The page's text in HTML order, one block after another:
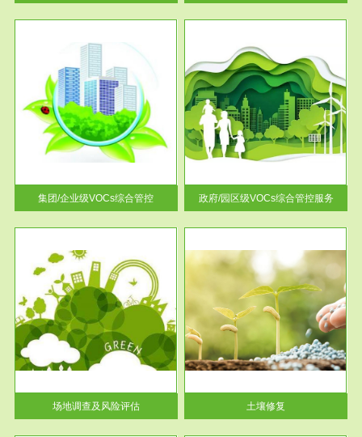
集团/企业级VOCs综合管控
服务范围
政府/园区级VOCs综合管控服务
根据《石化行业挥发性有机物综
合整治方案》文件要求，到2017
年，全...
政府/园区级VOCs综合管控服务
场地调查及风险评估
服务范围
土壤修复
土壤修复